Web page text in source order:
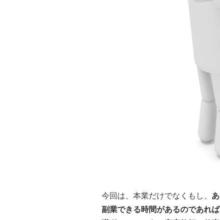
今回は、本業だけでなくもし、
副業できる時間があるのであれば